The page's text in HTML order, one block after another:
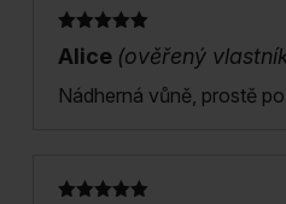
Hodnocení
z 5
Alice (ověřený
Nádherná vůně, prostě